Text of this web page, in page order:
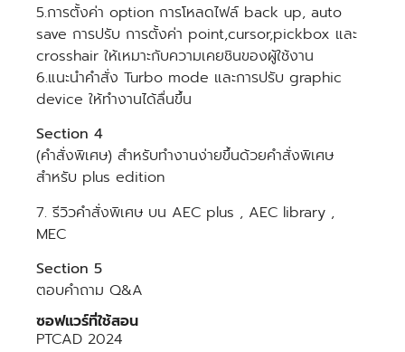
5.การตั้งค่า option การโหลดไฟล์ back up, auto
save การปรับ การตั้งค่า point,cursor,pickbox และ
crosshair ให้เหมาะกับความเคยชินของผู้ใช้งาน
6.แนะนำคำสั่ง Turbo mode และการปรับ graphic
device ให้ทำงานได้ลื่นขึ้น
Section 4
(คำสั่งพิเศษ) สำหรับทำงานง่ายขึ้นด้วยคำสั่งพิเศษ
สำหรับ plus edition
7. รีวิวคำสั่งพิเศษ บน AEC plus , AEC library ,
MEC
Section 5
ตอบคำถาม Q&A
ซอฟแวร์ที่ใช้สอน
PTCAD 2024